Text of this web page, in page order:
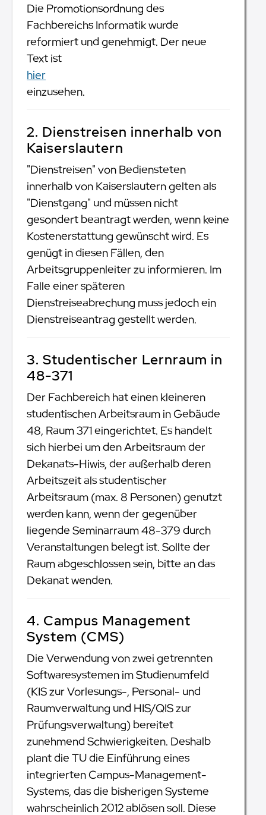
Die Promotionsordnung des
Fachbereichs Informatik wurde
reformiert und genehmigt. Der neue
Text ist
hier
einzusehen.
2. Dienstreisen innerhalb von
Kaiserslautern
"Dienstreisen" von Bediensteten
innerhalb von Kaiserslautern gelten als
"Dienstgang" und müssen nicht
gesondert beantragt werden, wenn keine
Kostenerstattung gewünscht wird. Es
genügt in diesen Fällen, den
Arbeitsgruppenleiter zu informieren. Im
Falle einer späteren
Dienstreiseabrechung muss jedoch ein
Dienstreiseantrag gestellt werden.
3. Studentischer Lernraum in
48-371
Der Fachbereich hat einen kleineren
studentischen Arbeitsraum in Gebäude
48, Raum 371 eingerichtet. Es handelt
sich hierbei um den Arbeitsraum der
Dekanats-Hiwis, der außerhalb deren
Arbeitszeit als studentischer
Arbeitsraum (max. 8 Personen) genutzt
werden kann, wenn der gegenüber
liegende Seminarraum 48-379 durch
Veranstaltungen belegt ist. Sollte der
Raum abgeschlossen sein, bitte an das
Dekanat wenden.
4. Campus Management
System (CMS)
Die Verwendung von zwei getrennten
Softwaresystemen im Studienumfeld
(KIS zur Vorlesungs-, Personal- und
Raumverwaltung und HIS/QIS zur
Prüfungsverwaltung) bereitet
zunehmend Schwierigkeiten. Deshalb
plant die TU die Einführung eines
integrierten Campus-Management-
Systems, das die bisherigen Systeme
wahrscheinlich 2012 ablösen soll. Diese